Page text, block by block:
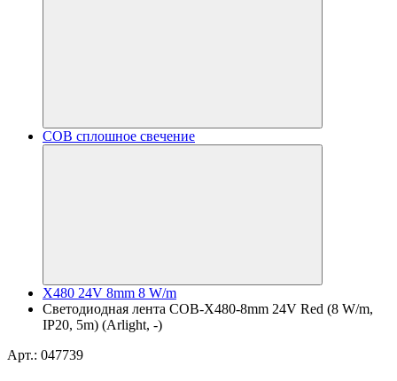
COB сплошное свечение
X480 24V 8mm 8 W/m
Светодиодная лента COB-X480-8mm 24V Red (8 W/m,
IP20, 5m) (Arlight, -)
Арт.: 047739